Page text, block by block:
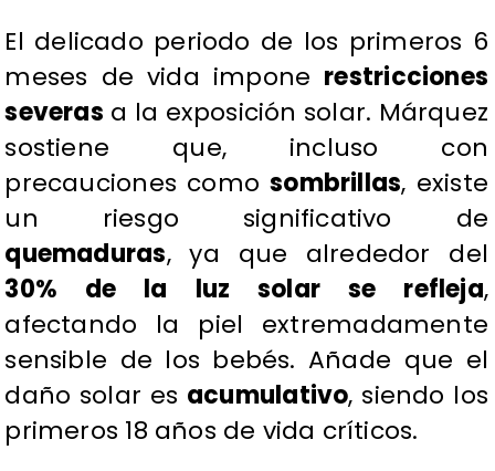
​El delicado periodo de los primeros 6
meses de vida impone restricciones
severas a la exposición solar. Márquez
sostiene que, incluso con
precauciones comosombrillas, existe
un riesgo significativo de
quemaduras, ya que alrededor del
30% de la luz solar se refleja,
afectando la piel extremadamente
sensible de los bebés. Añade que el
daño solar es acumulativo, siendo los
primeros 18 años de vida críticos.